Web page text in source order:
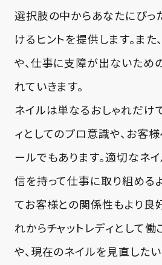
選択肢の中からあなたにぴっ
けるヒントを提供します。ま
や、仕事に支障が出ないため
れていきます。
ネイルは単なるおしゃれだけ
ィとしてのプロ意識や、お客
ールでもあります。適切なネ
信を持って仕事に取り組める
てお客様との関係性もより良
れからチャットレディとして
や、現在のネイルを見直した